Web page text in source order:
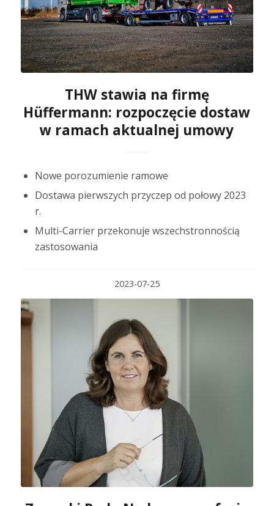
THW stawia na firmę
Hüffermann: rozpoczęcie dostaw
w ramach aktualnej umowy
Nowe porozumienie ramowe
Dostawa pierwszych przyczep od połowy 2023
r.
Multi-Carrier przekonuje wszechstronnością
zastosowania
2023-07-25